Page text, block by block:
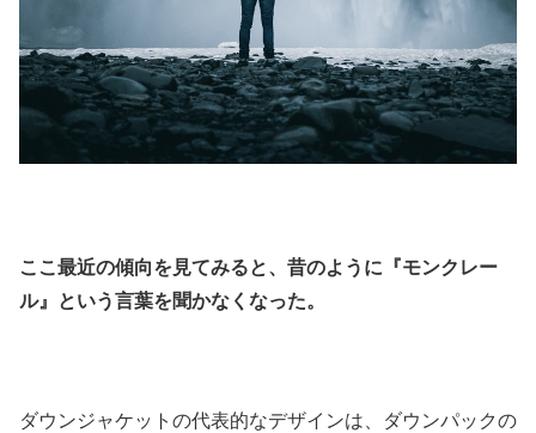
ここ最近の傾向を見てみると、昔のように『モンクレー
ル』という言葉を聞かなくなった。
ダウンジャケットの代表的なデザインは、ダウンパックの